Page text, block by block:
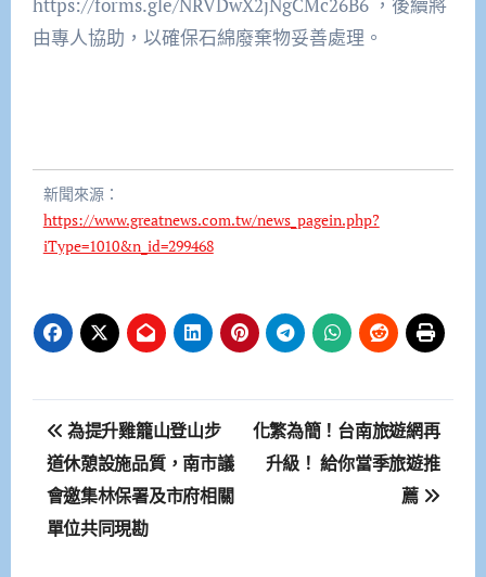
由專人協助，以確保石綿廢棄物妥善處理。
新聞來源：
https://www.greatnews.com.tw/news_pagein.php?
iType=1010&n_id=299468
文
章
導
覽
為提升雞籠山登山步
道休憩設施品質，南市議
會邀集林保署及市府相關
單位共同現勘
化繁為簡！台南旅遊網再
升級！ 給你當季旅遊推
薦